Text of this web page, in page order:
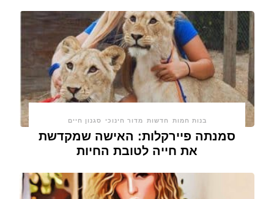
בנות חמות חדשות מדור חינוכי סגנון חיים
סמנתה פיירקלות: האישה שמקדשת
את חייה לטובת החיות